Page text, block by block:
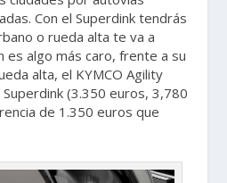
Con el Superdink tendrás
o rueda alta te va a
es algo más caro, frente a su
alta, el KYMCO Agility
(3.350 euros, 3,780
de 1.350 euros que